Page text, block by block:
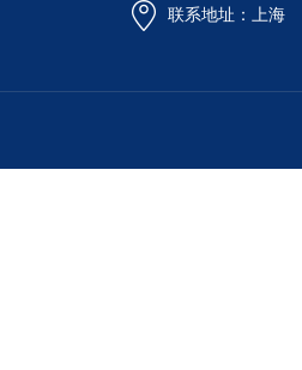
联系地址：上海